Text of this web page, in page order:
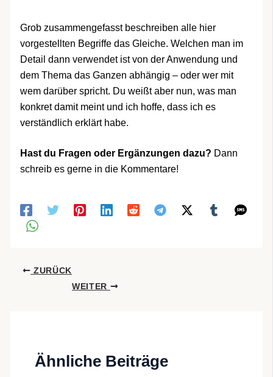
Grob zusammengefasst beschreiben alle hier
vorgestellten Begriffe das Gleiche. Welchen man im
Detail dann verwendet ist von der Anwendung und
dem Thema das Ganzen abhängig – oder wer mit
wem darüber spricht. Du weißt aber nun, was man
konkret damit meint und ich hoffe, dass ich es
verständlich erklärt habe.
Hast du Fragen oder Ergänzungen dazu? Dann
schreib es gerne in die Kommentare!
ZURÜCK
WEITER
Ähnliche Beiträge